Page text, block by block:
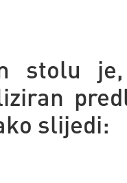
stolu
slijedi: